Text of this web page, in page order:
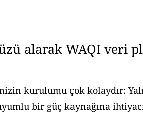
alarak WAQI veri
kurulumu çok kolaydır:
bir güç kaynağına